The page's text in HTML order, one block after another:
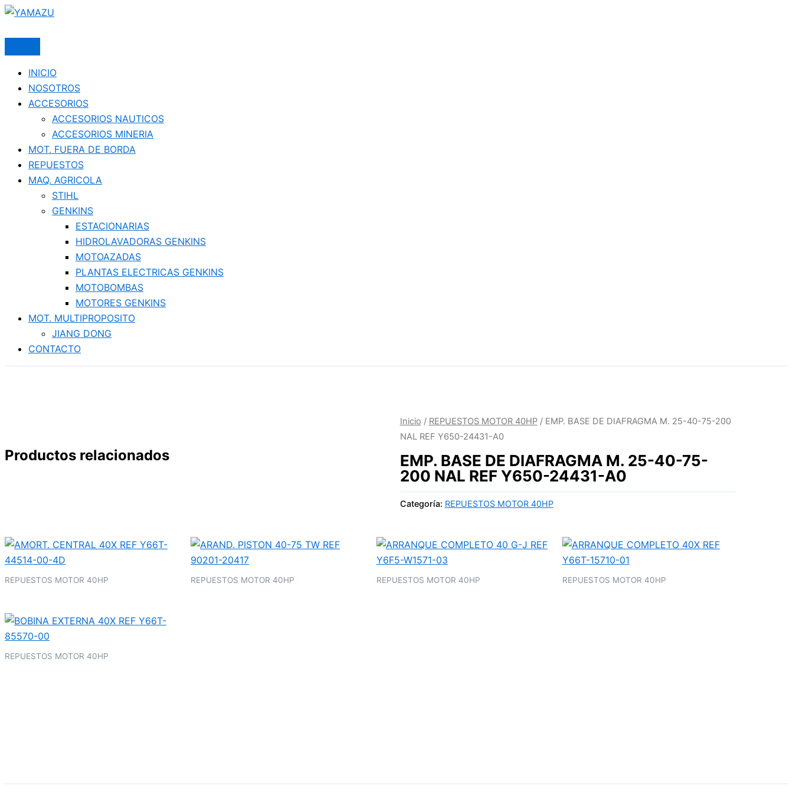
Ir
contenido
INICIO
NOSOTROS
ACCESORIOS
ACCESORIOS NAUTICOS
ACCESORIOS MINERIA
MOT. FUERA DE BORDA
REPUESTOS
MAQ. AGRICOLA
STIHL
GENKINS
ESTACIONARIAS
HIDROLAVADORAS GENKINS
MOTOAZADAS
PLANTAS ELECTRICAS GENKINS
MOTOBOMBAS
MOTORES GENKINS
MOT. MULTIPROPOSITO
JIANG DONG
CONTACTO
Inicio / REPUESTOS MOTOR 40HP/ EMP. BASE DE DIAFRAGMA M. 25-40-75-200
NAL REF Y650-24431-A0
EMP. BASE DE DIAFRAGMA M. 25-40-75-
200 NAL REF Y650-24431-A0
Categoría: REPUESTOS MOTOR 40HP
Productos relacionados
REPUESTOS MOTOR 40HP REPUESTOS MOTOR 40HP REPUESTOS MOTOR 40HP REPUESTOS MOTOR 40HP
REPUESTOS MOTOR 40HP